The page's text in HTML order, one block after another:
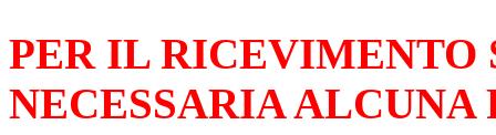
PER IL RICEVIMENTO
NECESSARIA ALCUNA